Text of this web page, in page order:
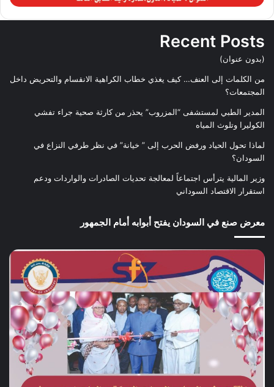
Recent Posts
(بدون عنوان)
من الكلمات إلى العنف… كيف يغذي خطاب الكراهية الانقسام والتحريض داخل
المجتمعات؟
المدير الطبي لمستشفى “المزروب” يحذر من كارثة صحية جراء تفشي
الكوليرا وتلوث المياه
لماذا تحول الحياد ورفض الحرب إلى ” خيانة” في نظر طرفي النزاع في
السودان؟
وزير المالية يترأس اجتماعاً لمعالجة تحديات الصادرات والواردات ودعم
استقرار الاقتصاد السوداني
معرض صنع في السودان يفتح أبوابه أمام الجمهور